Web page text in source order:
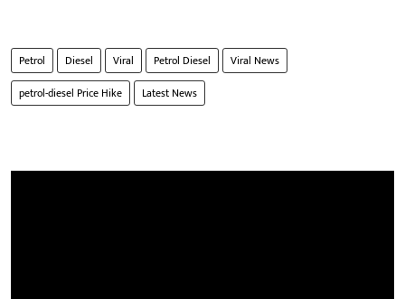
Petrol Diesel Viral Petrol Diesel
Viral News
petrol-diesel Price Hike
Latest News